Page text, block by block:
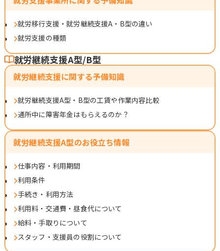
就労移行支援・就労継続支援A・B型の違い
就労支援の種類
就労継続支援A型/B型
就労継続支援に関する予備知識
就労継続支援A型・B型の工賃や作業内容比較
通所中に障害年金はもらえるのか？
就労継続支援A型のお役立ち情報
仕事内容・利用期間
利用条件
手続き・利用方法
利用料・交通費・昼食代について
給料・手取りについて
スタッフ・支援員の役割について